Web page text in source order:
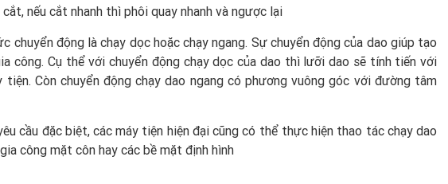
cắt, nếu cắt nhanh thì phôi quay nhanh và ngược lại
chuyển động là chạy dọc hoặc chạy ngang. Sự chuyển động của dao giúp tạo
công. Cụ thể với chuyển động chạy dọc của dao thì lưỡi dao sẽ tính tiến với
Còn chuyển động chạy dao ngang có phương vuông góc với đường tâm
cầu đặc biệt, các máy tiện hiện đại cũng có thể thực hiện thao tác chạy dao
công mặt côn hay các bề mặt định hình